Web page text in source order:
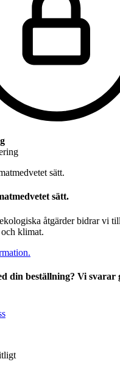
sätt.
åtgärder bidrar vi
klimat.
din beställning? Vi svarar